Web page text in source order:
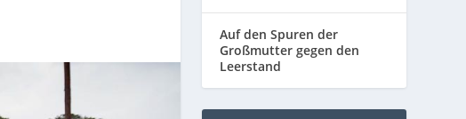
Auf den Spuren der
Großmutter gegen den
Leerstand